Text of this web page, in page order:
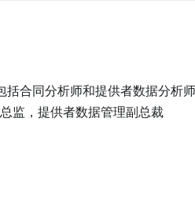
括合同分析师和提供者数据分析师
监，提供者数据管理副总裁